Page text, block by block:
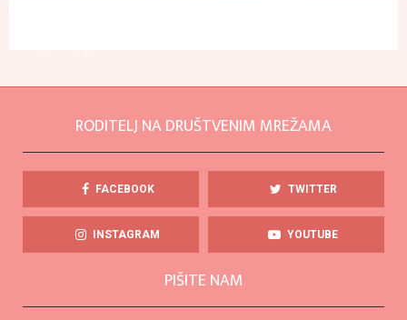
RODITELJ NA DRUŠTVENIM MREŽAMA
FACEBOOK TWITTER
INSTAGRAM YOUTUBE
PIŠITE NAM